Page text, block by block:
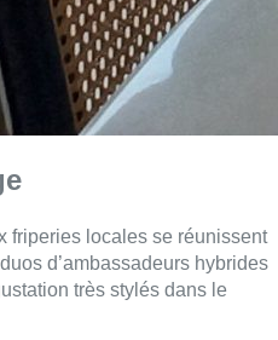
friperies locales se réunissent
d’ambassadeurs hybrides
très stylés dans le